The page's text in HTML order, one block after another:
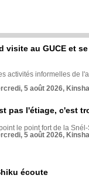
visite au GUCE et
activités informelles de
5 août 2026,
pas l'étiage, c'est
le point fort de la
5 août 2026,
écoute